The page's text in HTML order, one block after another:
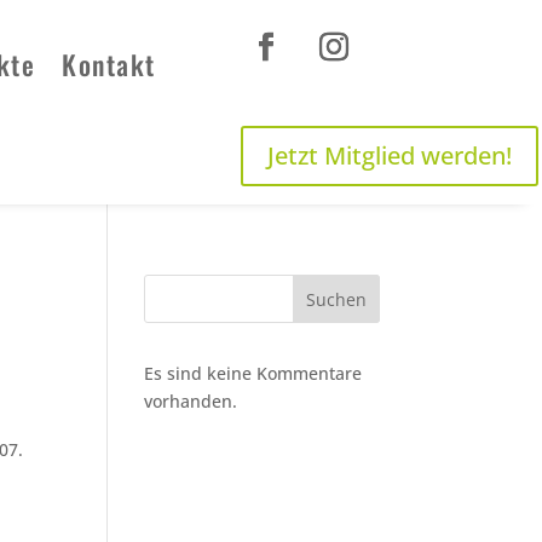
Kontakt
Jetzt Mitglied werden!
Suchen
Es sind keine Kommentare
vorhanden.